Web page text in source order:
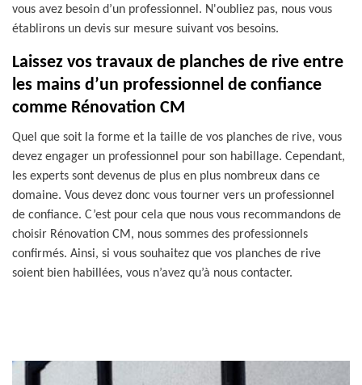
vous avez besoin d’un professionnel. N'oubliez pas, nous vous
établirons un devis sur mesure suivant vos besoins.
Laissez vos travaux de planches de rive entre
les mains d’un professionnel de confiance
comme Rénovation CM
Quel que soit la forme et la taille de vos planches de rive, vous
devez engager un professionnel pour son habillage. Cependant,
les experts sont devenus de plus en plus nombreux dans ce
domaine. Vous devez donc vous tourner vers un professionnel
de confiance. C’est pour cela que nous vous recommandons de
choisir Rénovation CM, nous sommes des professionnels
confirmés. Ainsi, si vous souhaitez que vos planches de rive
soient bien habillées, vous n’avez qu’à nous contacter.